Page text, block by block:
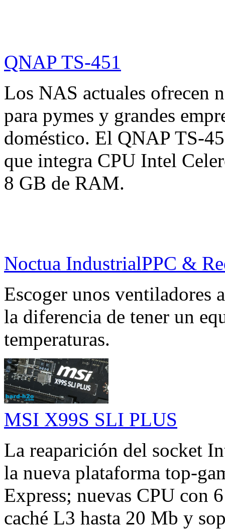
QNAP TS-451
Los NAS actuales ofrecen
para pymes y grandes
doméstico. El QNAP TS-
que integra CPU Intel
8 GB de RAM.
Noctua IndustrialPPC &
Escoger unos ventiladores
la diferencia de tener un
temperaturas.
MSI X99S SLI PLUS
La reaparición del socket
la nueva plataforma top-
Express; nuevas CPU con
caché L3 hasta 20 Mb y